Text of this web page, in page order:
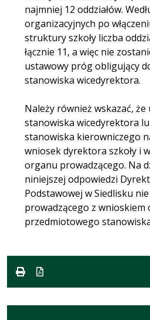
najmniej 12 oddziałów.
organizacyjnych po
struktury szkoły liczba
łącznie 11, a więc nie
ustawowy próg obligujący
stanowiska wicedyrektora.
Należy również wskazać,
stanowiska wicedyrektora
stanowiska kierowniczego
wniosek dyrektora szkoły i
organu prowadzącego. Na
niniejszej odpowiedzi
Podstawowej w Siedlisku
prowadzącego z wnioskiem
przedmiotowego